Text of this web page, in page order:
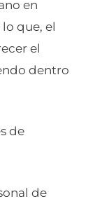
en
que, el
el
dentro
de
de